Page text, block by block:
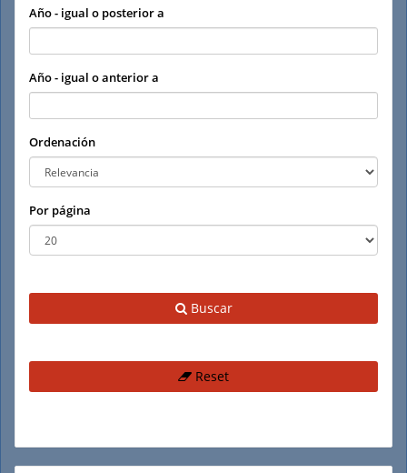
Año - igual o posterior a
Año - igual o anterior a
Ordenación
Por página
Buscar
Reset